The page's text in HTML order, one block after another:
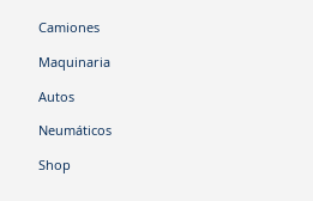
Camiones
Maquinaria
Autos
Neumáticos
Shop